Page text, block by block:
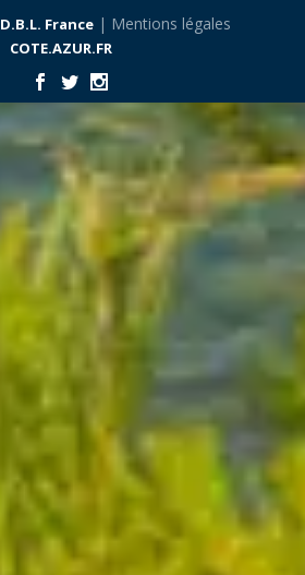
D.B.L. France| Mentions légales
COTE.AZUR.FR